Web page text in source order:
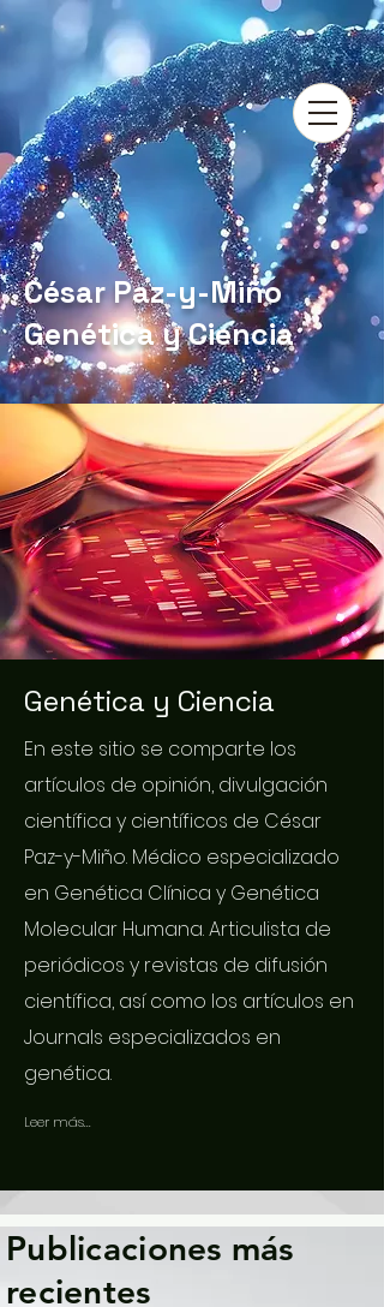
César Paz-y-Miño
Genética y Ciencia
Genética y Ciencia
En este sitio se comparte los
artículos de opinión, divulgación
científica y científicos de César
Paz-y-Miño. Médico especializado
en Genética Clínica y Genética
Molecular Humana. Articulista de
periódicos y revistas de difusión
científica, así como los artículos en
Journals especializados en
genética.
Leer más...
Publicaciones más
recientes